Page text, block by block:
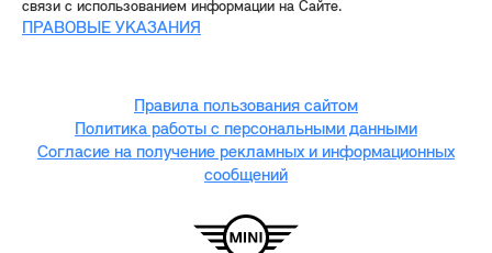
связи с использованием информации на Сайте.
ПРАВОВЫЕ УКАЗАНИЯ
Правила пользования сайтом
Политика работы с персональными данными
Согласие на получение рекламных и информационных
сообщений